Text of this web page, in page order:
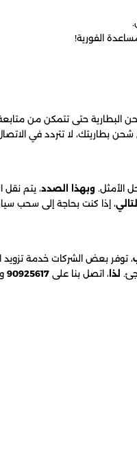
الفورية!
البطارية حتى تتمكن من
شحن بطاريتك، لا تتردد في
الأمثل. وبهذا الصدد، يتم نقل
، إذا كنت بحاجة إلى سحب
، توفر بعض الشركات خدمة
لذا ، اتصل بنا على 90925617